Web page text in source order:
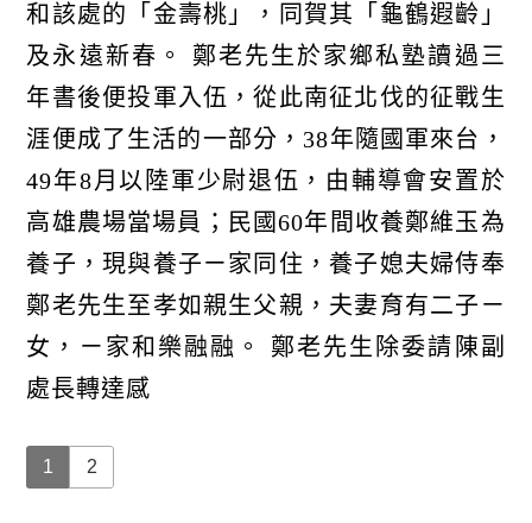
和該處的「金壽桃」，同賀其「龜鶴遐齡」
及永遠新春。 鄭老先生於家鄉私塾讀過三
年書後便投軍入伍，從此南征北伐的征戰生
涯便成了生活的一部分，38年隨國軍來台，
49年8月以陸軍少尉退伍，由輔導會安置於
高雄農場當場員；民國60年間收養鄭維玉為
養子，現與養子ㄧ家同住，養子媳夫婦侍奉
鄭老先生至孝如親生父親，夫妻育有二子ㄧ
女，ㄧ家和樂融融。 鄭老先生除委請陳副
處長轉達感
1 2